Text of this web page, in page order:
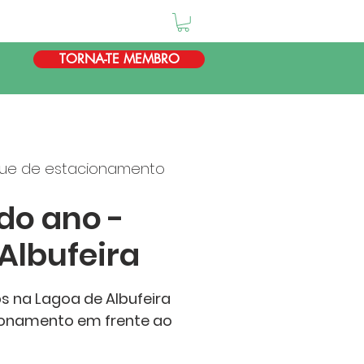
TORNA-TE MEMBRO
de estacionamento
ano -
na Lagoa de Albufeira
em frente ao